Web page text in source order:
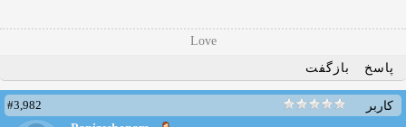
Love
پاسخ
بازگفت
کاربر
#3,982